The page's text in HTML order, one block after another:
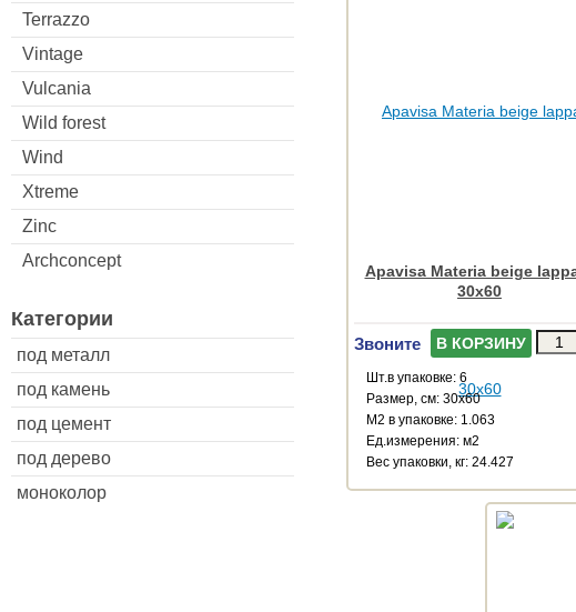
Terrazzo
Vintage
Vulcania
Wild forest
Wind
Xtreme
Zinc
Archconcept
Категории
под металл
под камень
под цемент
под дерево
моноколор
Apavisa Materia beige
30x60
Звоните В КОРЗИНУ
Шт.в упаковке: 6
Размер, см: 30x60
М2 в упаковке: 1.063
Ед.измерения: м2
Веc упаковки, кг: 24.427